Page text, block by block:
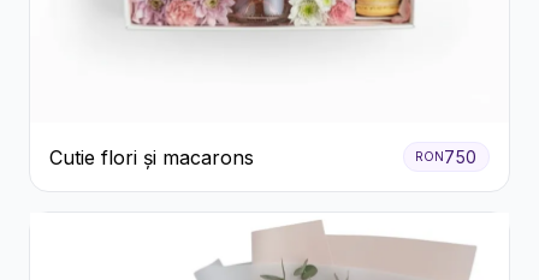
Cutie flori și macarons RON750